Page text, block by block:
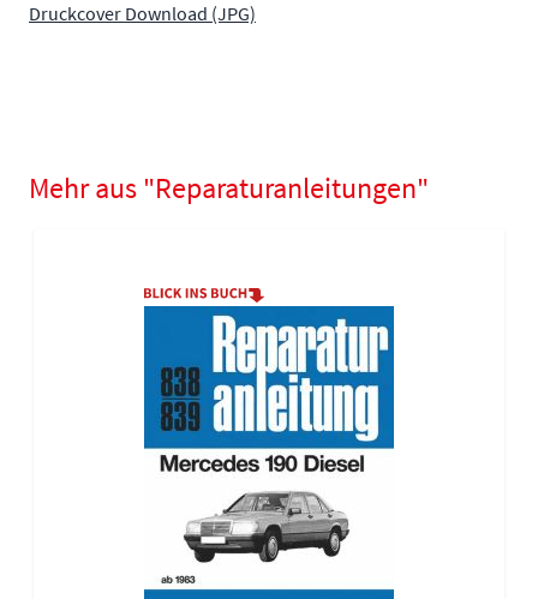
Druckcover Download (JPG)
Mehr aus "Reparaturanleitungen"